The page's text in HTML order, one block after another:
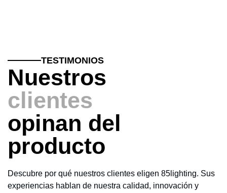
TESTIMONIOS
Nuestros
clientes
opinan del
producto
Descubre por qué nuestros clientes eligen 85lighting. Sus
experiencias hablan de nuestra calidad, innovación y